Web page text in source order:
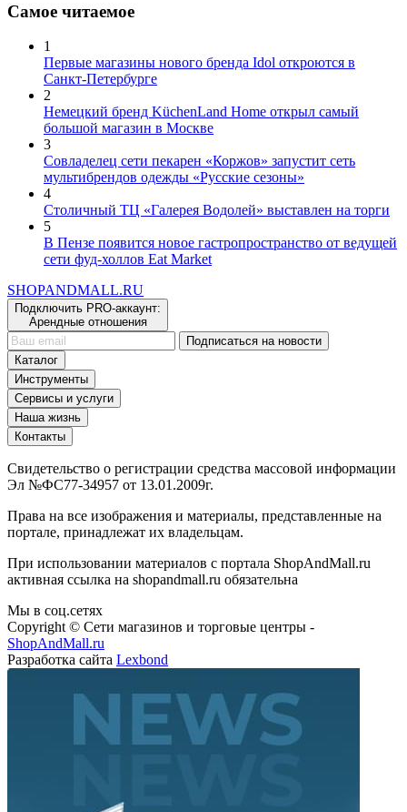
Самое читаемое
1
Первые магазины нового бренда Idol откроются в
Санкт-Петербурге
2
Немецкий бренд KüchenLand Home открыл самый
большой магазин в Москве
3
Совладелец сети пекарен «Коржов» запустит сеть
мультибрендов одежды «Русские сезоны»
4
Столичный ТЦ «Галерея Водолей» выставлен на торги
5
В Пензе появится новое гастропространство от ведущей
сети фуд-холлов Eat Market
SHOPANDMALL.RU
Подключить PRO-аккаунт:
Арендные отношения
Подписаться на новости
Каталог
Инструменты
Сервисы и услуги
Наша жизнь
Контакты
Свидетельство о регистрации средства массовой информации
Эл №ФС77-34957 от 13.01.2009г.
Права на все изображения и материалы, представленные на
портале, принадлежат их владельцам.
При использовании материалов с портала ShopAndMall.ru
активная ссылка на shopandmall.ru обязательна
Мы в соц.сетях
Copyright © Сети магазинов и торговые центры -
ShopAndMall.ru
Разработка сайта Lexbond